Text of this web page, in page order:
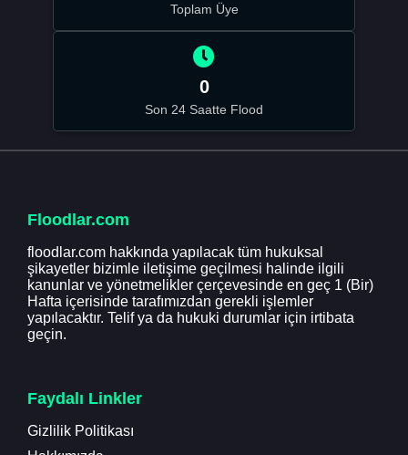
Toplam Üye
0
Son 24 Saatte Flood
Floodlar.com
floodlar.com hakkında yapılacak tüm hukuksal
şikayetler bizimle iletişime geçilmesi halinde ilgili
kanunlar ve yönetmelikler çerçevesinde en geç 1 (Bir)
Hafta içerisinde tarafımızdan gerekli işlemler
yapılacaktır. Telif ya da hukuki durumlar için irtibata
geçin.
Faydalı Linkler
Gizlilik Politikası